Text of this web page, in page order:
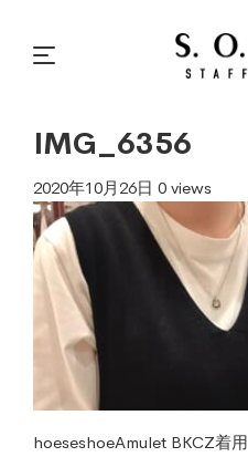
IMG_6356
2020年10月26日 0 views
hoeseshoeAmulet BKCZ着用